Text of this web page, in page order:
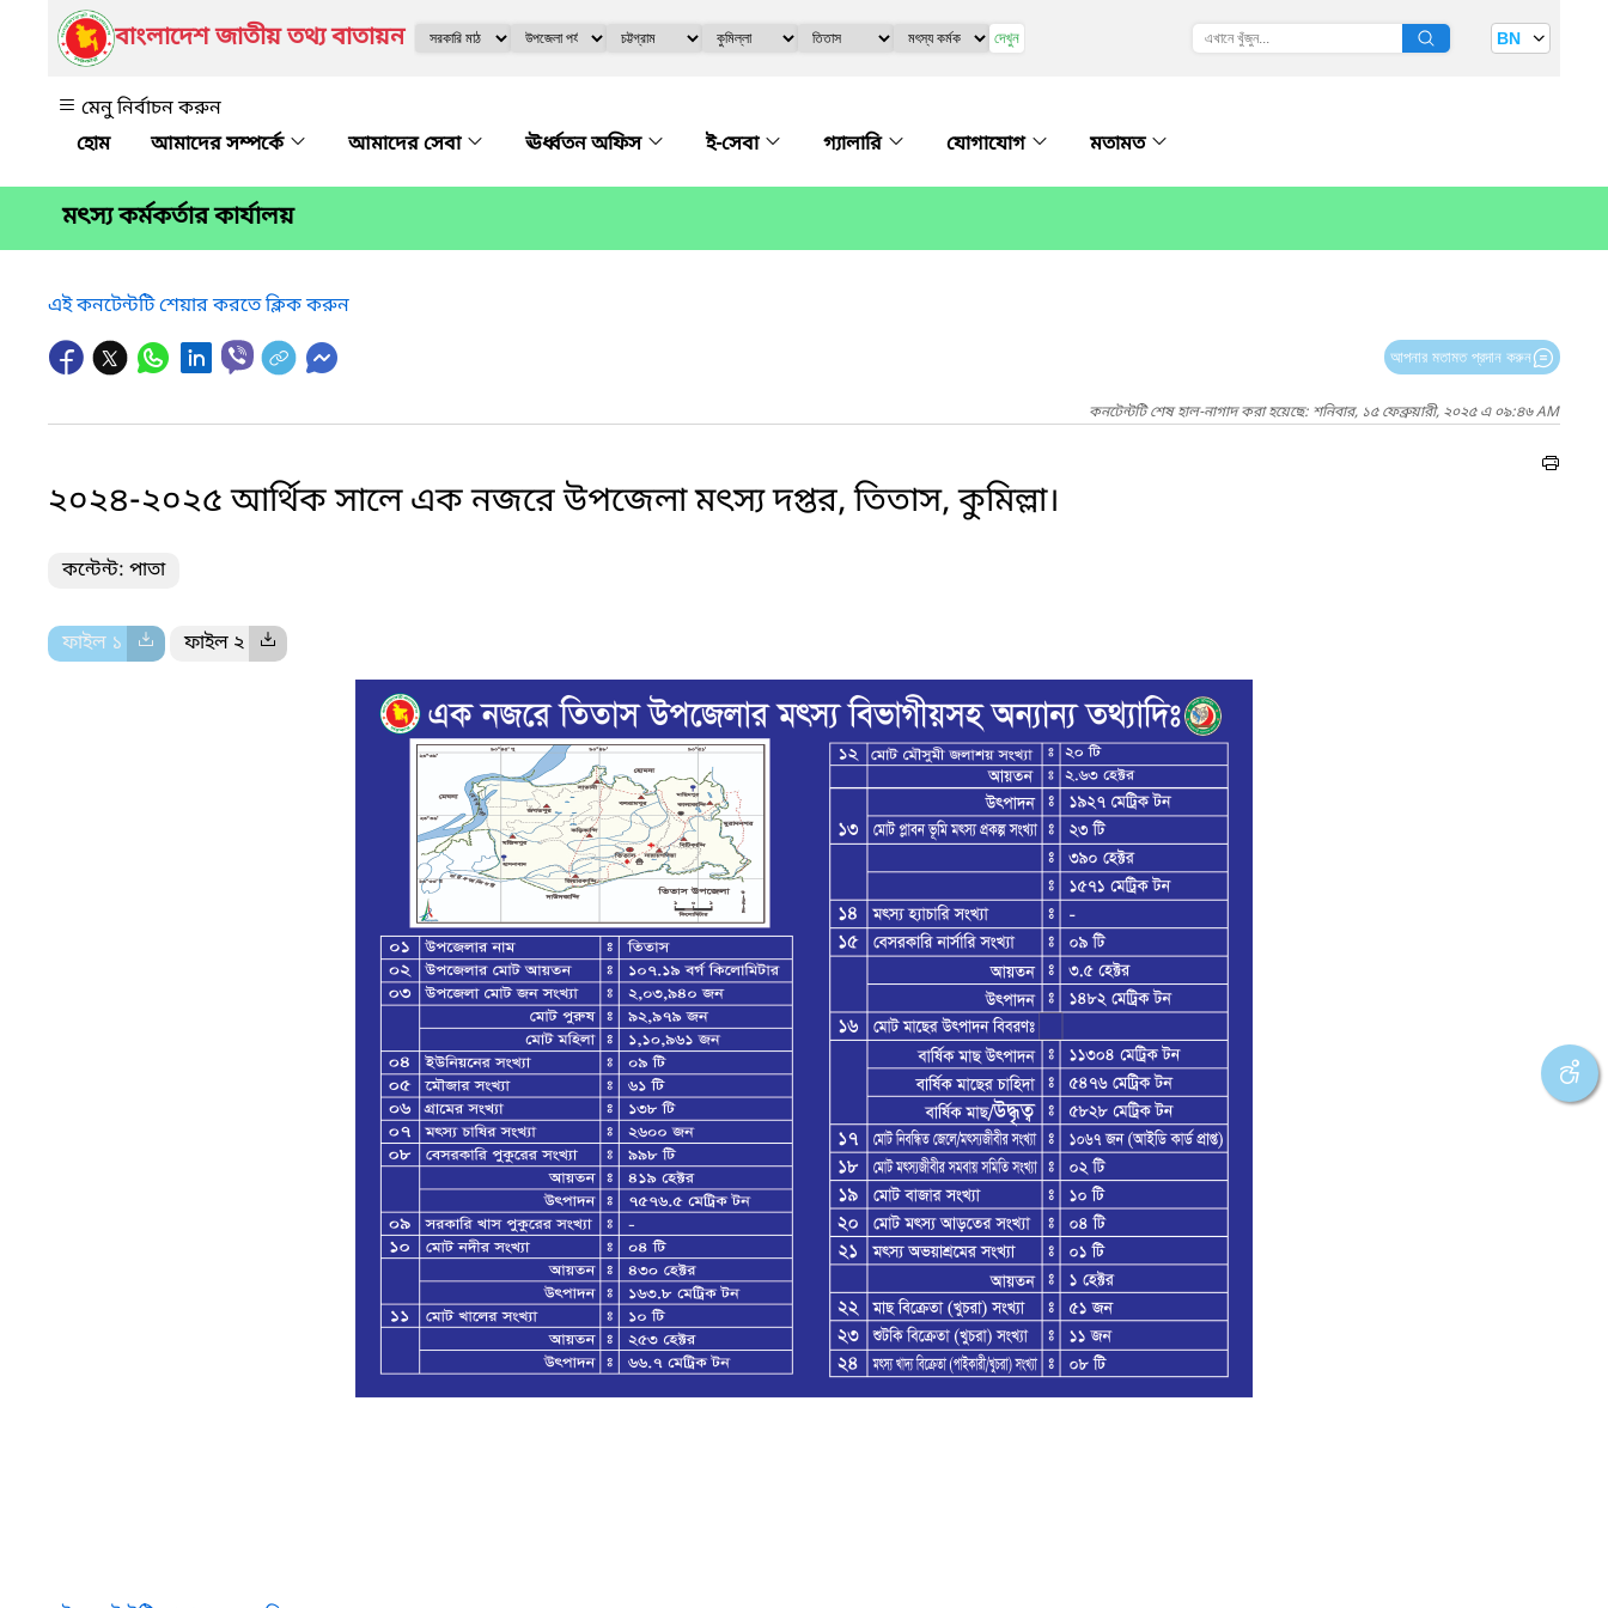
বাংলাদেশ জাতীয় তথ্য বাতায়ন দেখুন BN
মেনু নির্বাচন করুন
আমাদের সম্পর্কে
আমাদের সেবা ঊর্ধ্বতন অফিস ই-সেবা গ্যালারি যোগাযোগ মতামত
মৎস্য কর্মকর্তার কার্যালয়
এই কনটেন্টটি শেয়ার করতে ক্লিক করুন
আপনার মতামত প্রদান করুন
কনটেন্টটি শেষ হাল-নাগাদ করা হয়েছে: শনিবার, ১৫ ফেব্রুয়ারী, ২০২৫ এ ০৯:৪৬ AM
২০২৪-২০২৫ আর্থিক সালে এক নজরে উপজেলা মৎস্য দপ্তর, তিতাস, কুমিল্লা।
কন্টেন্ট: পাতা
ফাইল ১ ফাইল ২